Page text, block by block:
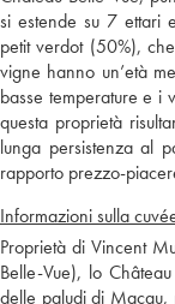
si estende su 7 ettari
petit verdot (50%),
vigne hanno un’età
basse temperature e
questa proprietà
lunga persistenza al
rapporto prezzo-
Informazioni sulla
Proprietà di Vincent
Belle-Vue), lo
delle paludi di Macau,